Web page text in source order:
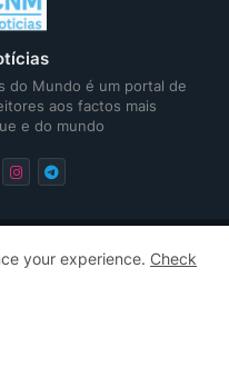
do Mundo é um portal de
aos factos mais
e do mundo
Privacidade
your experience. Check